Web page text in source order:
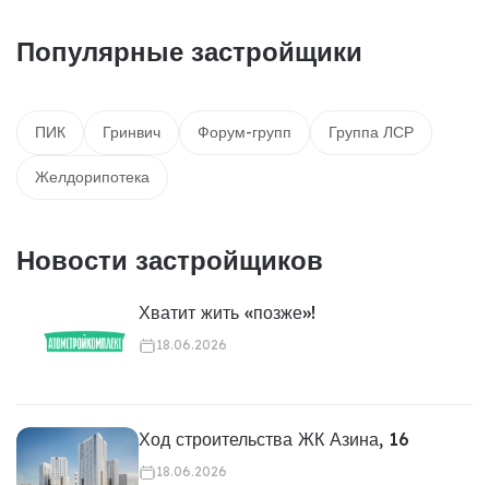
Популярные застройщики
ПИК Гринвич Форум-групп Группа ЛСР
Желдорипотека
Новости застройщиков
Хватит жить «позже»!
18.06.2026
Ход строительства ЖК Азина, 16
18.06.2026